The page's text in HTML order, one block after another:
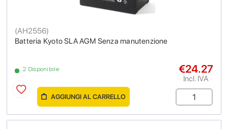
Batteria Kyoto SLA AGM Senza manutenzione
(AH2556)
2 Disponibile €24.27
Incl. IVA
AGGIUNGI AL CARRELLO